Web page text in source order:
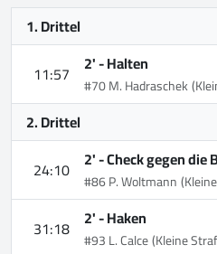
1. Drittel
11:57 2' -Halten
#70 M. Hadraschek
2. Drittel
24:10 2' -Check gegen die
#86 P. Woltmann
31:18 2' -Haken
#93 L. Calce(Kleine